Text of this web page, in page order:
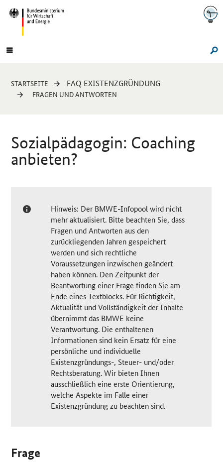
Navigation
Hauptmenü
Sie
sind
STARTSEITE FAQ EXISTENZGRÜNDUNG
FRAGEN UND ANTWORTEN
Sozialpädagogin: Coaching
anbieten?
Hinweis: Der BMWE-Infopool wird nicht
mehr aktualisiert. Bitte beachten Sie, dass
Fragen und Antworten aus den
zurückliegenden Jahren gespeichert
werden und sich rechtliche
Voraussetzungen inzwischen geändert
haben können. Den Zeitpunkt der
Beantwortung einer Frage finden Sie am
Ende eines Textblocks. Für Richtigkeit,
Aktualität und Vollständigkeit der Inhalte
übernimmt das BMWE keine
Verantwortung. Die enthaltenen
Informationen sind kein Ersatz für eine
persönliche und individuelle
Existenzgründungs-, Steuer- und/oder
Rechtsberatung. Wir bieten Ihnen
ausschließlich eine erste Orientierung,
welche Aspekte im Falle einer
Existenzgründung zu beachten sind.
Frage